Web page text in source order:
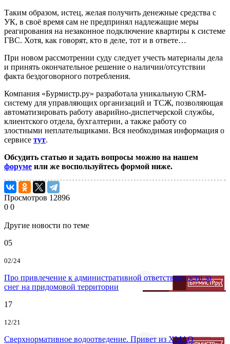
Таким образом, истец, желая получить денежные средства с
УК, в своё время сам не предпринял надлежащие меры
реагирования на незаконное подключение квартиры к системе
ГВС. Хотя, как говорят, кто в деле, тот и в ответе…
При новом рассмотрении суду следует учесть материалы дела
и принять окончательное решение о наличии/отсутствии
факта бездоговорного потребления.
Компания «Бурмистр.ру» разработала уникальную CRM-
систему для управляющих организаций и ТСЖ, позволяющая
автоматизировать работу аварийно-диспетчерской службы,
клиентского отдела, бухгалтерии, а также работу со
злостными неплательщиками. Вся необходимая информация о
сервисе тут.
Обсудить статью и задать вопросы можно на нашем
форуме или же воспользуйтесь формой ниже.
Просмотров 12896
0 0
Другие новости по теме
05
02/24
Про привлечение к административной ответственности за
снег на придомовой территории
17
12/21
Сверхнормативное водоотведение. Привет из ХМАО